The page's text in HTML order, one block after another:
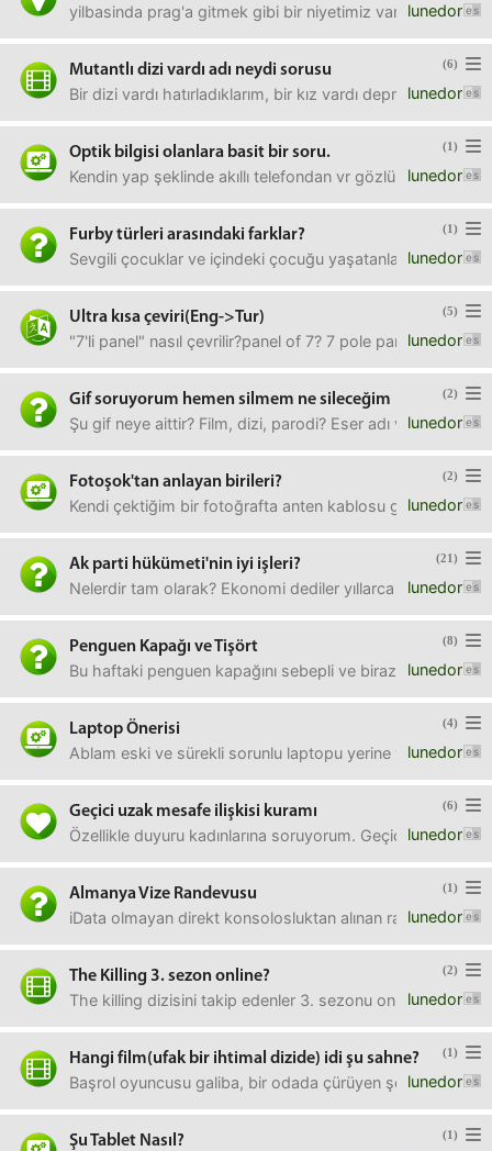
lunedor
yilbasinda prag'a gitmek gibi bir niyetimiz var ama turla
(6)
Mutantlı dizi vardı adı neydi sorusu
lunedor
Bir dizi vardı hatırladıklarım, bir kız vardı deprem vs
(1)
Optik bilgisi olanlara basit bir soru.
lunedor
Kendin yap şeklinde akıllı telefondan vr gözlük
(1)
Furby türleri arasındaki farklar?
lunedor
Sevgili çocuklar ve içindeki çocuğu yaşatanlar;Şimdi bu
(5)
Ultra kısa çeviri(Eng->Tur)
lunedor
"7'li panel" nasıl çevrilir?panel of 7? 7 pole panel?
(2)
Gif soruyorum hemen silmem ne sileceğim
lunedor
Şu gif neye aittir? Film, dizi, parodi? Eser adı vs? Bilgisi
(2)
Fotoşok'tan anlayan birileri?
lunedor
Kendi çektiğim bir fotoğrafta anten kablosu gibi gereksiz
(21)
Ak parti hükümeti'nin iyi işleri?
lunedor
Nelerdir tam olarak? Ekonomi dediler yıllarca bak böyle
(8)
Penguen Kapağı ve Tişört
lunedor
Bu haftaki penguen kapağını sebepli ve birazda
(4)
Laptop Önerisi
lunedor
Ablam eski ve sürekli sorunlu laptopu yerine yenisini
(6)
Geçici uzak mesafe ilişkisi kuramı
lunedor
Özellikle duyuru kadınlarına soruyorum. Geçici bir süre
(1)
Almanya Vize Randevusu
lunedor
iData olmayan direkt konsolosluktan alınan randevu için
(2)
The Killing 3. sezon online?
lunedor
The killing dizisini takip edenler 3. sezonu online hangi
(1)
Hangi film(ufak bir ihtimal dizide) idi şu sahne?
lunedor
Başrol oyuncusu galiba, bir odada çürüyen şeylerin time
(1)
Şu Tablet Nasıl?